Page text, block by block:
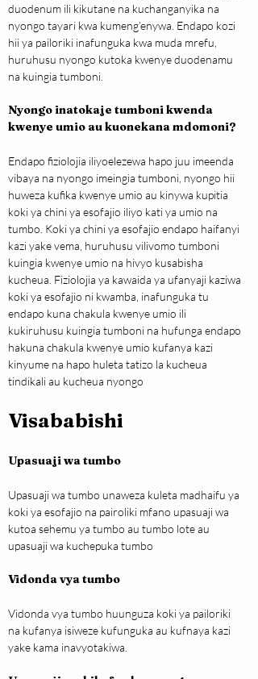
duodenum ili kikutane na kuchanganyika na
nyongo tayari kwa kumeng’enywa. Endapo kozi
hii ya pailoriki inafunguka kwa muda mrefu,
huruhusu nyongo kutoka kwenye duodenamu
na kuingia tumboni.
Nyongo inatokaje tumboni kwenda
kwenye umio au kuonekana mdomoni?
Endapo fiziolojia iliyoelezewa hapo juu imeenda
vibaya na nyongo imeingia tumboni, nyongo hii
huweza kufika kwenye umio au kinywa kupitia
koki ya chini ya esofajio iliyo kati ya umio na
tumbo. Koki ya chini ya esofajio endapo haifanyi
kazi yake vema, huruhusu vilivomo tumboni
kuingia kwenye umio na hivyo kusabisha
kucheua. Fiziolojia ya kawaida ya ufanyaji kaziwa
koki ya esofajio ni kwamba, inafunguka tu
endapo kuna chakula kwenye umio ili
kukiruhusu kuingia tumboni na hufunga endapo
hakuna chakula kwenye umio kufanya kazi
kinyume na hapo huleta tatizo la kucheua
tindikali au kucheua nyongo
Visababishi
Upasuaji wa tumbo
Upasuaji wa tumbo unaweza kuleta madhaifu ya
koki ya esofajio na pairoliki mfano upasuaji wa
kutoa sehemu ya tumbo au tumbo lote au
upasuaji wa kuchepuka tumbo
Vidonda vya tumbo
Vidonda vya tumbo huunguza koki ya pailoriki
na kufanya isiweze kufunguka au kufnaya kazi
yake kama inavyotakiwa.